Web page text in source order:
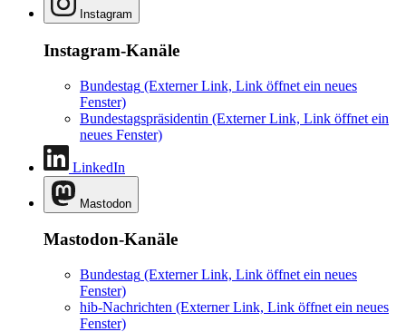
Instagram
Instagram-Kanäle
Bundestag (Externer Link, Link öffnet ein neues
Fenster)
Bundestagspräsidentin (Externer Link, Link öffnet ein
neues Fenster)
LinkedIn
Mastodon
Mastodon-Kanäle
Bundestag (Externer Link, Link öffnet ein neues
Fenster)
hib-Nachrichten (Externer Link, Link öffnet ein neues
Fenster)